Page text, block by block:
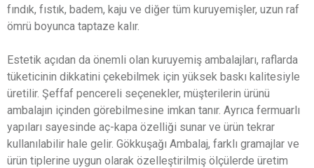
fındık, fıstık, badem, kaju ve diğer tüm kuruyemişler, uzun raf
ömrü boyunca taptaze kalır.
Estetik açıdan da önemli olan kuruyemiş ambalajları, raflarda
tüketicinin dikkatini çekebilmek için yüksek baskı kalitesiyle
üretilir. Şeffaf pencereli seçenekler, müşterilerin ürünü
ambalajın içinden görebilmesine imkan tanır. Ayrıca fermuarlı
yapıları sayesinde aç-kapa özelliği sunar ve ürün tekrar
kullanılabilir hale gelir. Gökkuşağı Ambalaj, farklı gramajlar ve
ürün tiplerine uygun olarak özelleştirilmiş ölçülerde üretim